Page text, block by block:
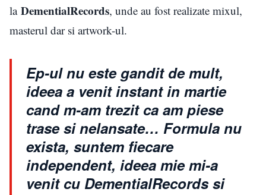
la DementialRecords, unde au fost realizate mixul,
masterul dar si artwork-ul.
Ep-ul nu este gandit de mult,
ideea a venit instant in martie
cand m-am trezit ca am piese
trase si nelansate… Formula nu
exista, suntem fiecare
independent, ideea mie mi-a
venit cu DementialRecords si